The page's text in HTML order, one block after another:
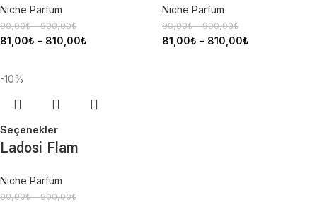
Niche Parfüm
90,00₺ –900,00₺
81,00₺ – 810,00₺
Niche Parfüm
90,00₺ –900,00₺
81,00₺ – 810,00₺
-10%
Seçenekler
Ladosi Flam
Niche Parfüm
90,00₺ –900,00₺